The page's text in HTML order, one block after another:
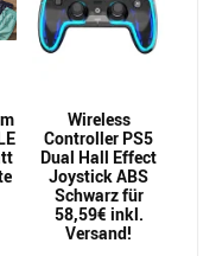
Wireless
Controller PS5
Dual Hall Effect
Joystick ABS
Schwarz für
58,59€ inkl.
Versand!